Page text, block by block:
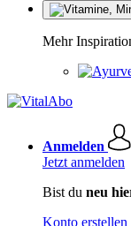
Mehr
Anmelden
Jetzt anmelden
Bist du neu
Konto erstellen